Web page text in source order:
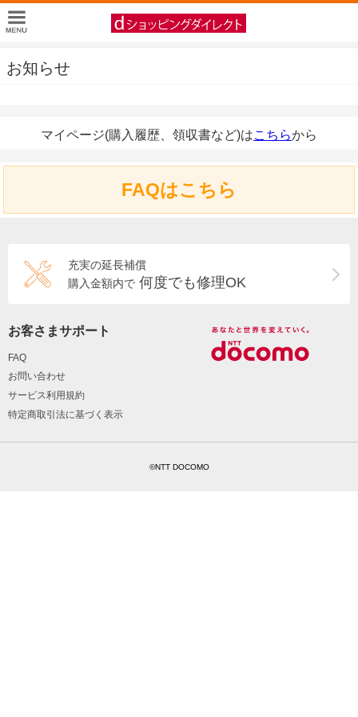
お知らせ
マイページ(購入履歴、領収書など)はこちらから
FAQはこちら
充実の延長補償
購入金額内で 何度でも修理OK
お客さまサポート
FAQ
お問い合わせ
サービス利用規約
特定商取引法に基づく表示
©NTT DOCOMO